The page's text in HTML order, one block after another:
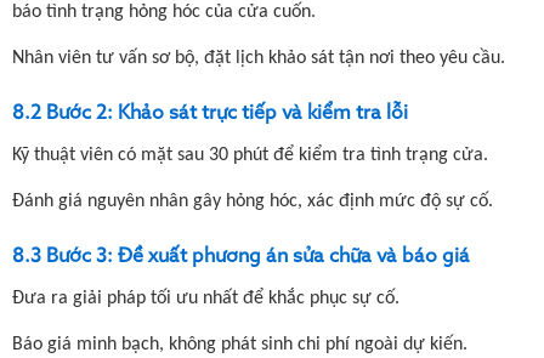
báo tình trạng hỏng hóc của cửa cuốn.
Nhân viên tư vấn sơ bộ, đặt lịch khảo sát tận nơi theo yêu cầu.
8.2 Bước 2: Khảo sát trực tiếp và kiểm tra lỗi
Kỹ thuật viên có mặt sau 30 phút để kiểm tra tình trạng cửa.
Đánh giá nguyên nhân gây hỏng hóc, xác định mức độ sự cố.
8.3 Bước 3: Đề xuất phương án sửa chữa và báo giá
Đưa ra giải pháp tối ưu nhất để khắc phục sự cố.
Báo giá minh bạch, không phát sinh chi phí ngoài dự kiến.